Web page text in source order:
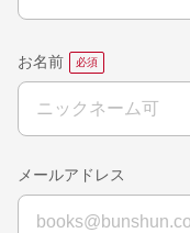
お名前
メールアドレス